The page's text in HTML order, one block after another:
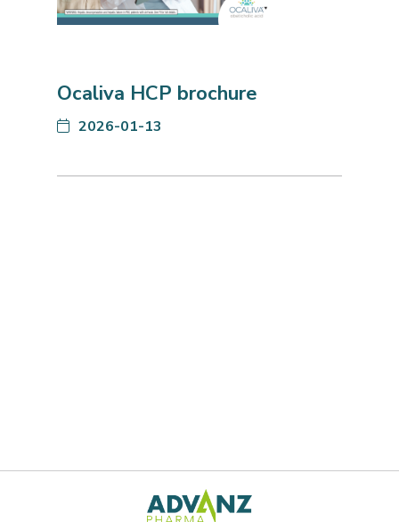
Ocaliva HCP brochure
2026-01-13